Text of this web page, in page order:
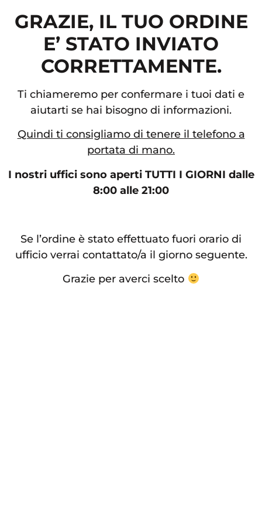
GRAZIE, IL TUO ORDINE
E’ STATO INVIATO
CORRETTAMENTE.
Ti chiameremo per confermare i tuoi dati e
aiutarti se hai bisogno di informazioni.
Quindi ti consigliamo di tenere il telefono a
portata di mano.
I nostri uffici sono aperti TUTTI I GIORNI dalle
8:00 alle 21:00
Se l’ordine è stato effettuato fuori orario di
ufficio verrai contattato/a il giorno seguente.
Grazie per averci scelto